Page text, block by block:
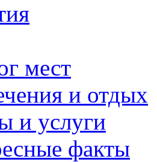
мест
и отдых
и услуги
факты